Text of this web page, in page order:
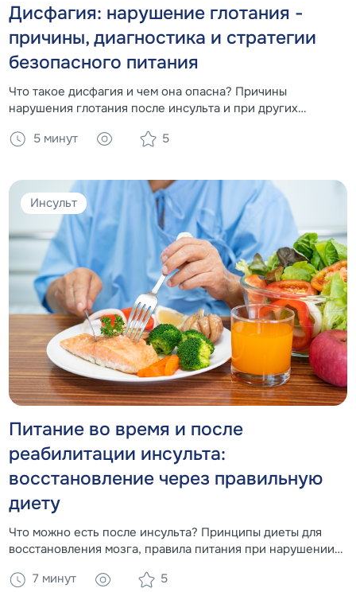
Дисфагия: нарушение глотания -
причины, диагностика и стратегии
безопасного питания
Что такое дисфагия и чем она опасна? Причины
нарушения глотания после инсульта и при других
загустителей и специализированного питания в
5 минут 5
Инсульт
Питание во время и после
реабилитации инсульта:
восстановление через правильную
диету
Что можно есть после инсульта? Принципы диеты для
восстановления мозга, правила питания при нарушении
специализированного питания Nutrien для реабилитации
7 минут 5